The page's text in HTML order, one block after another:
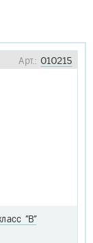
Арт.: 010215
"В"